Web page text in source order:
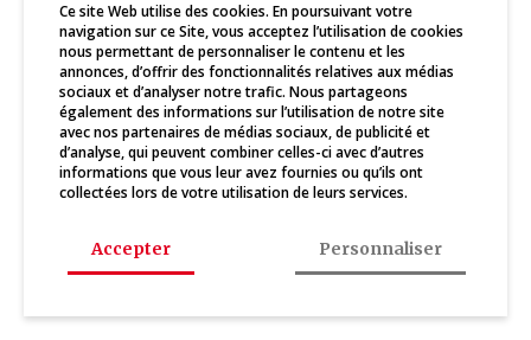
Ce site Web utilise des cookies. En poursuivant votre
navigation sur ce Site, vous acceptez l’utilisation de cookies
nous permettant de personnaliser le contenu et les
annonces, d’offrir des fonctionnalités relatives aux médias
sociaux et d’analyser notre trafic. Nous partageons
également des informations sur l’utilisation de notre site
avec nos partenaires de médias sociaux, de publicité et
d’analyse, qui peuvent combiner celles-ci avec d’autres
informations que vous leur avez fournies ou qu’ils ont
collectées lors de votre utilisation de leurs services.
Accepter Personnaliser